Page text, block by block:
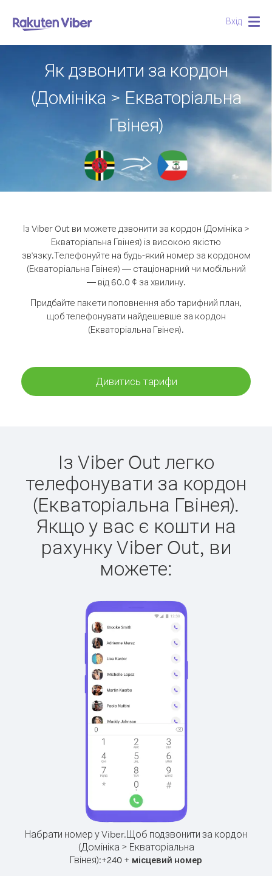
Вхід
Як дзвонити за кордон
(Домініка > Екваторіальна
Гвінея)
Із Viber Out ви можете дзвонити за кордон (Домініка >
Екваторіальна Гвінея) із високою якістю
зв'язку.Телефонуйте на будь-який номер за кордоном
(Екваторіальна Гвінея) — стаціонарний чи мобільний
— від 60.0 ¢ за хвилину.
Придбайте пакети поповнення або тарифний план,
щоб телефонувати найдешевше за кордон
(Екваторіальна Гвінея).
Дивитись тарифи
Із Viber Out легко
телефонувати за кордон
(Екваторіальна Гвінея).
Якщо у вас є кошти на
рахунку Viber Out, ви
можете:
Набрати номер у Viber.Щоб подзвонити за кордон
(Домініка > Екваторіальна
Гвінея):+240 + місцевий номер